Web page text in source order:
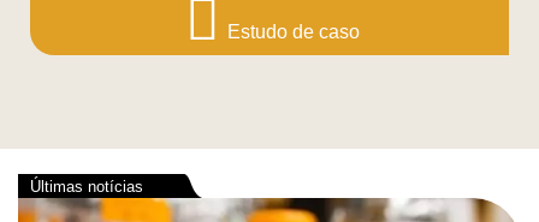
Estudo de caso